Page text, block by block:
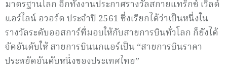
มาตรฐานโลก อีกทั้งงานประกาศรางวัลสกายแทร็กซ์ เวิลด์
แอร์ไลน์ อวอร์ด ประจำปี 2561 ซึ่งเรียกได้ว่าเป็นหนึ่งใน
รางวัลระดับออสการ์ที่มอบให้กับสายการบินทั่วโลก ก็ยังได้
จัดอันดับให้ สายการบินนกแอร์เป็น “สายการบินราคา
ประหยัดอันดับหนึ่งของประเทศไทย”